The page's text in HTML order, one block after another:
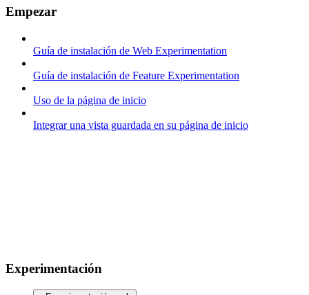
Empezar
Guía de instalación de Web Experimentation
Guía de instalación de Feature Experimentation
Uso de la página de inicio
Integrar una vista guardada en su página de inicio
Experimentación